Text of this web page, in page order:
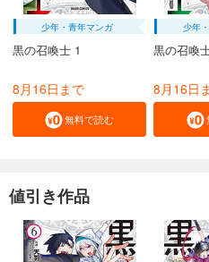
少年・青年マンガ
黒の召喚士 1
8月16日まで
無料で読む
少年
黒の召喚
8月16日
値引き作品